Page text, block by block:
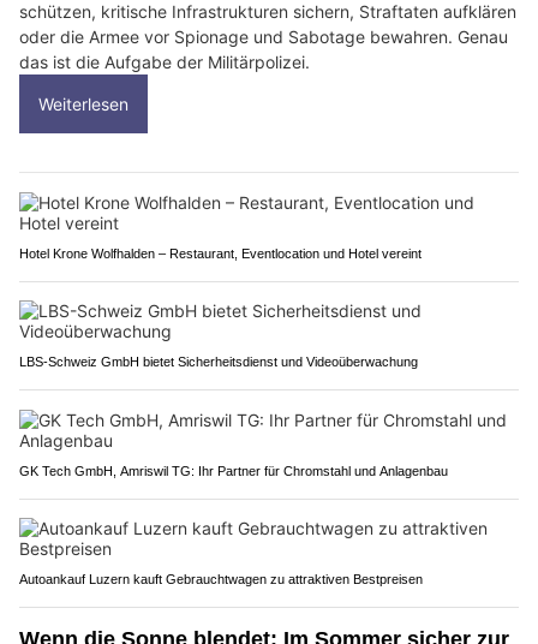
schützen, kritische Infrastrukturen sichern, Straftaten aufklären
oder die Armee vor Spionage und Sabotage bewahren. Genau
das ist die Aufgabe der Militärpolizei.
Weiterlesen
Hotel Krone Wolfhalden – Restaurant, Eventlocation und Hotel vereint
LBS-Schweiz GmbH bietet Sicherheitsdienst und Videoüberwachung
GK Tech GmbH, Amriswil TG: Ihr Partner für Chromstahl und Anlagenbau
Autoankauf Luzern kauft Gebrauchtwagen zu attraktiven Bestpreisen